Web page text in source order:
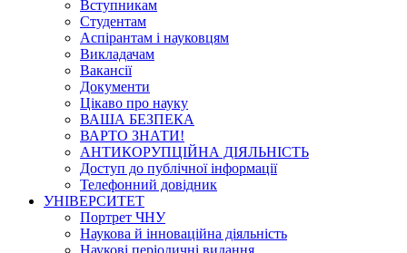
Вступникам
Студентам
Аспірантам і науковцям
Викладачам
Вакансії
Документи
Цікаво про науку
ВАША БЕЗПЕКА
ВАРТО ЗНАТИ!
АНТИКОРУПЦІЙНА ДІЯЛЬНІСТЬ
Доступ до публічної інформації
Телефонний довідник
УНІВЕРСИТЕТ
Портрет ЧНУ
Наукова й інноваційна діяльність
Наукові періодичні видання